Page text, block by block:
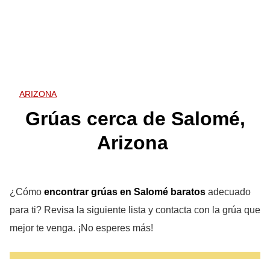
ARIZONA
Grúas cerca de Salomé,
Arizona
¿Cómo encontrar grúas en Salomé baratos adecuado
para ti? Revisa la siguiente lista y contacta con la grúa que
mejor te venga. ¡No esperes más!